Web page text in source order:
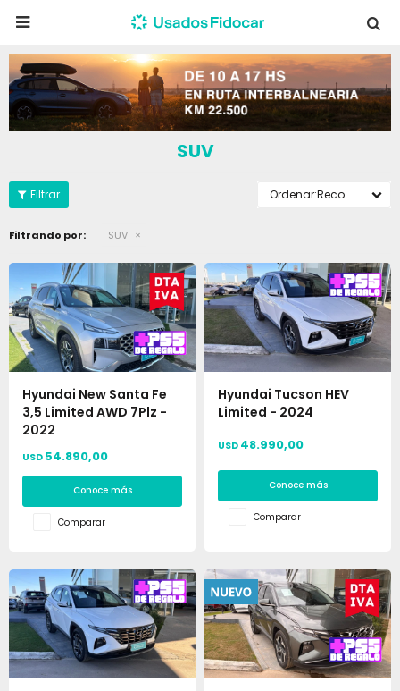

SUV
Recomendados
Filtrando por: SUV
Hyundai New Santa Fe
3,5 Limited AWD 7Plz -
2022
USD 54.890,00
Conoce más
Comparar
Hyundai Tucson HEV
Limited - 2024
USD 48.990,00
Conoce más
Comparar